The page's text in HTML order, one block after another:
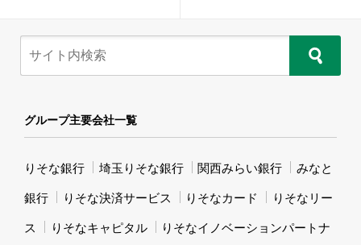
グループ主要会社一覧
りそな銀行 埼玉りそな銀行 関西みらい銀行 みなと
銀行 りそな決済サービス りそなカード りそなリー
ス りそなキャピタル りそなイノベーションパートナ